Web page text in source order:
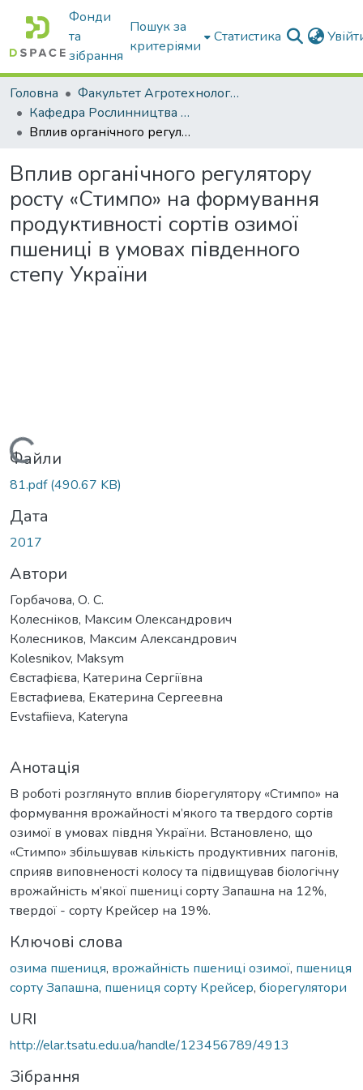
Фонди
та
зібрання
Пошук за
критеріями
Статистика
Головна
Факультет Агротехнологій та екології
Кафедра Рослинництва та садівництва ім. професора В.В. Калитки
Вплив органічного регулятору росту «Стимпо» на формування продуктивності сортів озимої пшениці в умовах південного степу України
Вплив органічного регулятору
росту «Стимпо» на формування
продуктивності сортів озимої
пшениці в умовах південного
степу України
Вантажиться...
Файли
81.pdf(490.67 KB)
Дата
2017
Автори
Горбачова, О. С.
Колесніков, Максим Олександрович
Колесников, Максим Александрович
Kolesnikov, Maksym
Євстафієва, Катерина Сергіївна
Евстафиева, Екатерина Сергеевна
Evstafiieva, Kateryna
Анотація
В роботі розглянуто вплив біорегулятору «Стимпо» на
формування врожайності м’якого та твердого сортів
озимої в умовах півдня України. Встановлено, що
«Стимпо» збільшував кількість продуктивних пагонів,
сприяв виповненості колосу та підвищував біологічну
врожайність м’якої пшениці сорту Запашна на 12%,
твердої - сорту Крейсер на 19%.
Ключові слова
озима пшениця, врожайність пшениці озимої, пшениця
сорту Запашна, пшениця сорту Крейсер, біорегулятори
URI
http://elar.tsatu.edu.ua/handle/123456789/4913
Зібрання